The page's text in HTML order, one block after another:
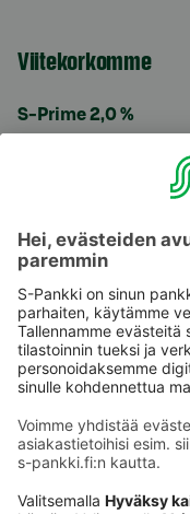
Viitekorkomme
S-Prime 2,0 %
Käyttöehdot
Saavutettavuusseloste
Evästeet